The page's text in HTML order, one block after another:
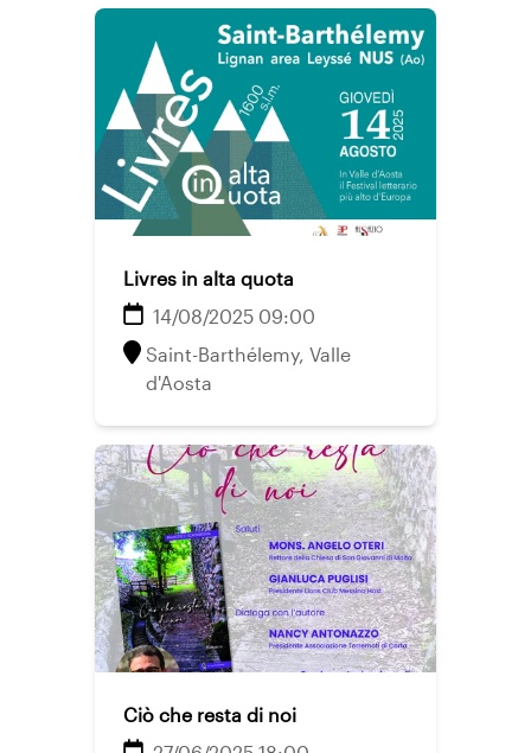
Livres in alta quota
14/08/2025 09:00
Saint-Barthélemy, Valle
d'Aosta
Ciò che resta di noi